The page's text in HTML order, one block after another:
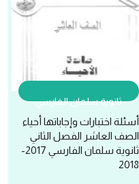
ثانوية سلمان الفارسي
أسئلة اختبارات وإجاباتها أحياء
الصف العاشر الفصل الثاني
ثانوية سلمان الفارسي 2017-
2018